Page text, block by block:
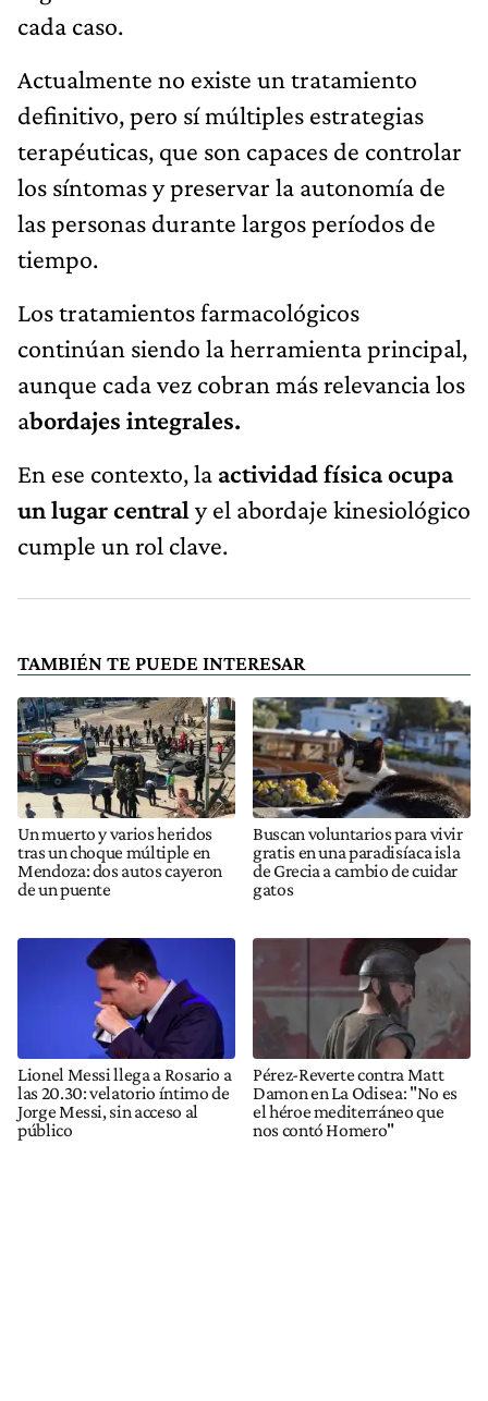
cada caso.
Actualmente no existe un tratamiento
definitivo, pero sí múltiples estrategias
terapéuticas, que son capaces de controlar
los síntomas y preservar la autonomía de
las personas durante largos períodos de
tiempo.
Los tratamientos farmacológicos
continúan siendo la herramienta principal,
aunque cada vez cobran más relevancia los
abordajes integrales.
En ese contexto, la actividad física ocupa
un lugar central y el abordaje kinesiológico
cumple un rol clave.
TAMBIÉN TE PUEDE INTERESAR
Un muerto y varios heridos
tras un choque múltiple en
Mendoza: dos autos cayeron
de un puente
Buscan voluntarios para vivir
gratis en una paradisíaca isla
de Grecia a cambio de cuidar
gatos
Lionel Messi llega a Rosario a
las 20.30: velatorio íntimo de
Jorge Messi, sin acceso al
público
Pérez-Reverte contra Matt
Damon en La Odisea: "No es
el héroe mediterráneo que
nos contó Homero"